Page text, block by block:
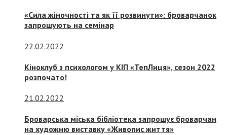
«Сила жіночності та як її розвинути»: броварчанок
запрошують на семінар
22.02.2022
Кіноклуб з психологом у КІП «ТепЛиця», сезон 2022
розпочато!
21.02.2022
Броварська міська бібліотека запрошує броварчан
на художню виставку «Живопис життя»